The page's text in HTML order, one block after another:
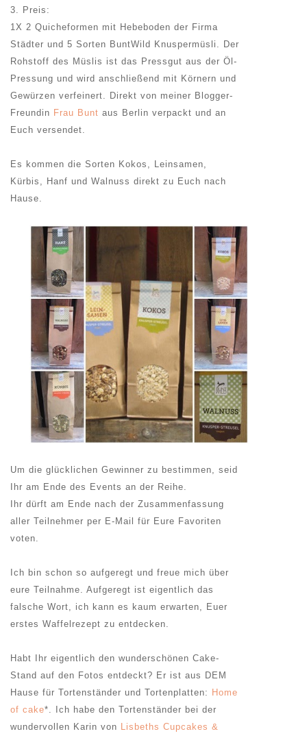
3. Preis:
1X 2 Quicheformen mit Hebeboden der Firma
Städter und 5 Sorten BuntWild Knuspermüsli. Der
Rohstoff des Müslis ist das Pressgut aus der Öl-
Pressung und wird anschließend mit Körnern und
Gewürzen verfeinert. Direkt von meiner Blogger-
Freundin Frau Bunt aus Berlin verpackt und an
Euch versendet.
Es kommen die Sorten Kokos, Leinsamen,
Kürbis, Hanf und Walnuss direkt zu Euch nach
Hause.
Um die glücklichen Gewinner zu bestimmen, seid
Ihr am Ende des Events an der Reihe.
Ihr dürft am Ende nach der Zusammenfassung
aller Teilnehmer per E-Mail für Eure Favoriten
voten.
Ich bin schon so aufgeregt und freue mich über
eure Teilnahme. Aufgeregt ist eigentlich das
falsche Wort, ich kann es kaum erwarten, Euer
erstes Waffelrezept zu entdecken.
Habt Ihr eigentlich den wunderschönen Cake-
Stand auf den Fotos entdeckt? Er ist aus DEM
Hause für Tortenständer und Tortenplatten: Home
of cake*. Ich habe den Tortenständer bei der
wundervollen Karin von Lisbeths Cupcakes &